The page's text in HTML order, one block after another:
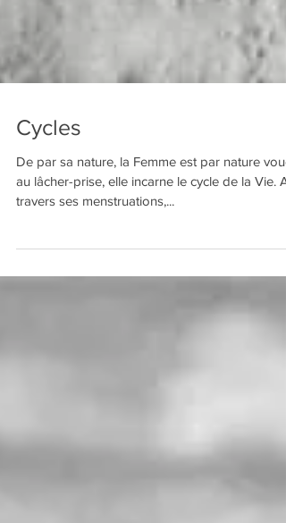
Cycles
De par sa nature, la Femme est par nature
au lâcher-prise, elle incarne le cycle de la Vie. A